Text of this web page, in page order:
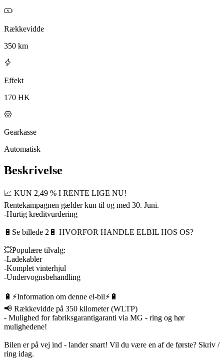
Rækkevidde
350 km
Effekt
170 HK
Gearkasse
Automatisk
Beskrivelse
📈 KUN 2,49 % I RENTE LIGE NU!
Rentekampagnen gælder kun til og med 30. Juni.
-Hurtig kreditvurdering
🔋Se billede 2🔋 HVORFOR HANDLE ELBIL HOS OS?
💥Populære tilvalg:
-Ladekabler
-Komplet vinterhjul
-Undervognsbehandling
🔋⚡️Information om denne el-bil⚡️🔋
📢 Rækkevidde på 350 kilometer (WLTP)
- Mulighed for fabriksgarantigaranti via MG - ring og hør
mulighedene!
Bilen er på vej ind - lander snart! Vil du være en af de første? Skriv /
ring idag.